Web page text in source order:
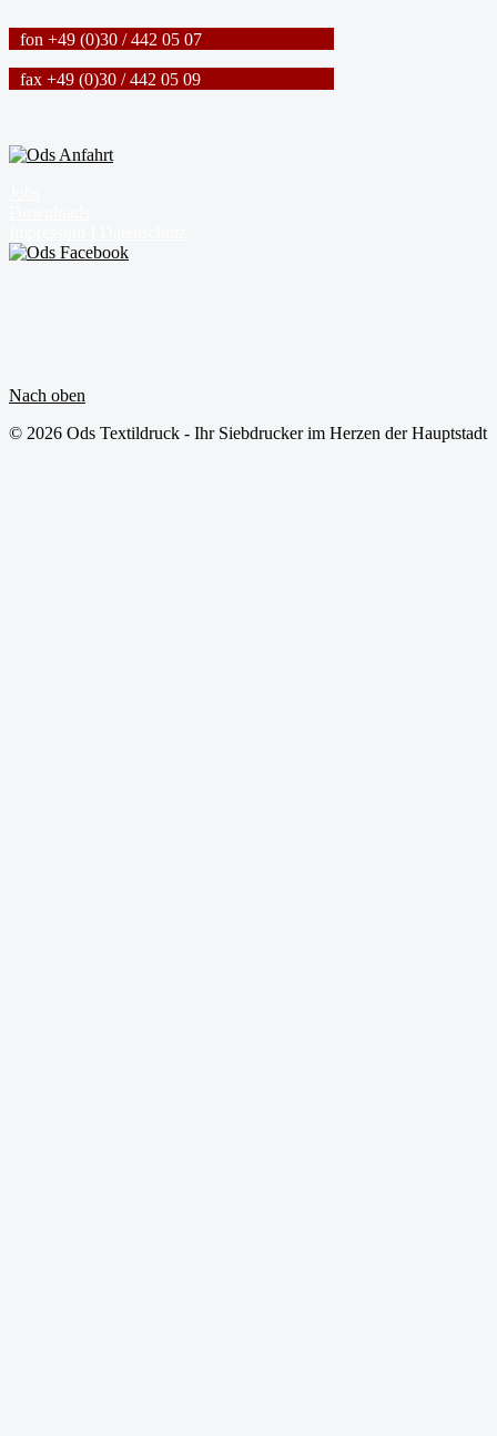
fon +49 (0)30 / 442 05 07
fax +49 (0)30 / 442 05 09
Nach oben
© 2026 Ods Textildruck - Ihr Siebdrucker im Herzen der Hauptstadt